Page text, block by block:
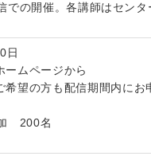
での開催。各講師はセンタ
日
ームページから
望の方も配信期間内にお
200名